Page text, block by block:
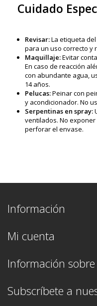
Cuidado
Revisar:La etiqueta
para un uso correcto y
Maquillaje:Evitar
En caso de reacción
con abundante agua,
14 años.
Pelucas:Peinar con
y acondicionador. No
Serpentinas en spray:
ventilados. No exponer
perforar el envase.
Información
Mi cuenta
Información
Subscríbete a